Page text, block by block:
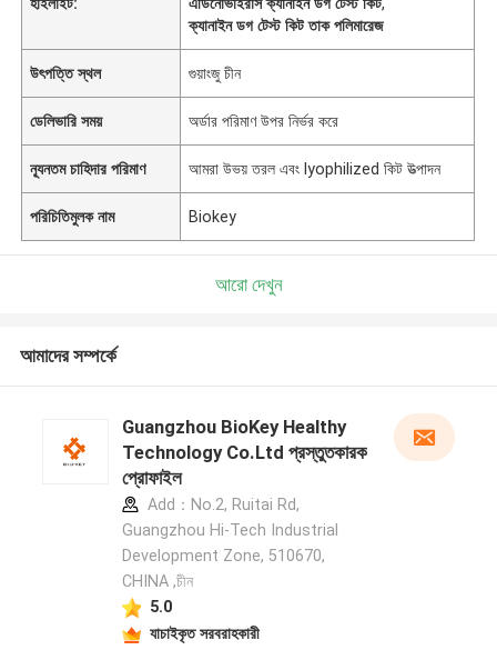
ক্যানাইন ডগ টেস্ট কিট তাক পলিমারেজ
উৎপত্তি স্থল গুয়াংজু চীন
ডেলিভারি সময় অর্ডার পরিমাণ উপর নির্ভর করে
ন্যূনতম চাহিদার পরিমাণ আমরা উভয় তরল এবং lyophilized কিট উত্পাদন
পরিচিতিমুলক নাম Biokey
আরো দেখুন
আমাদের সম্পর্কে
Guangzhou BioKey Healthy
Technology Co.Ltd প্রস্তুতকারক
প্রোফাইল
Add：No.2, Ruitai Rd,
Guangzhou Hi-Tech Industrial
Development Zone, 510670,
CHINA ,চীন
5.0
যাচাইকৃত সরবরাহকারী